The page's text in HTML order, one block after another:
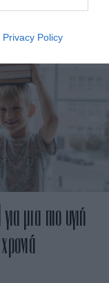
Privacy Policy
μια πιο υγιή